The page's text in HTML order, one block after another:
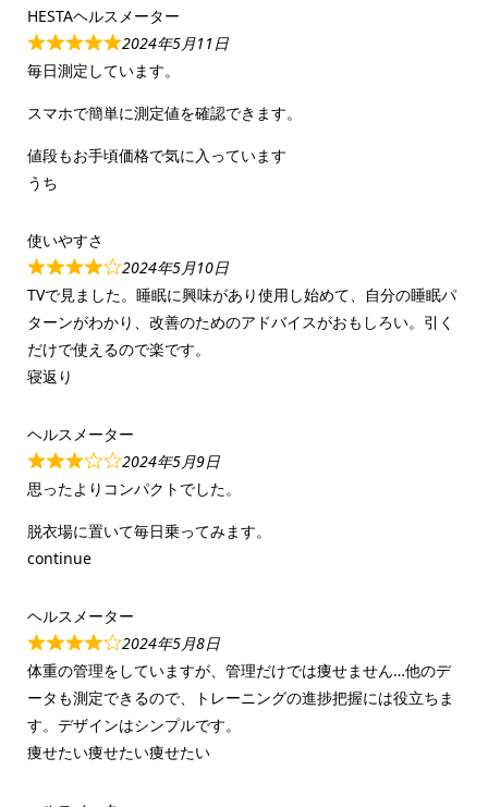
HESTAヘルスメーター
2024年5月11日
毎日測定しています。
スマホで簡単に測定値を確認できます。
値段もお手頃価格で気に入っています
うち
使いやすさ
2024年5月10日
TVで見ました。睡眠に興味があり使用し始めて、自分の睡眠パ
ターンがわかり、改善のためのアドバイスがおもしろい。引く
だけで使えるので楽です。
寝返り
ヘルスメーター
2024年5月9日
思ったよりコンパクトでした。
脱衣場に置いて毎日乗ってみます。
continue
ヘルスメーター
2024年5月8日
体重の管理をしていますが、管理だけでは痩せません…他のデ
ータも測定できるので、トレーニングの進捗把握には役立ちま
す。デザインはシンプルです。
痩せたい痩せたい痩せたい